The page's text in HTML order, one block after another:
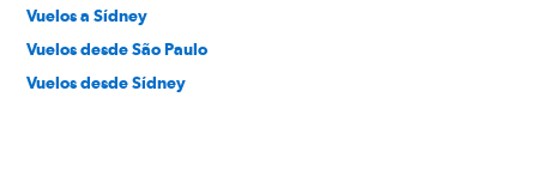
Vuelos a Sídney
Vuelos desde São Paulo
Vuelos desde Sídney